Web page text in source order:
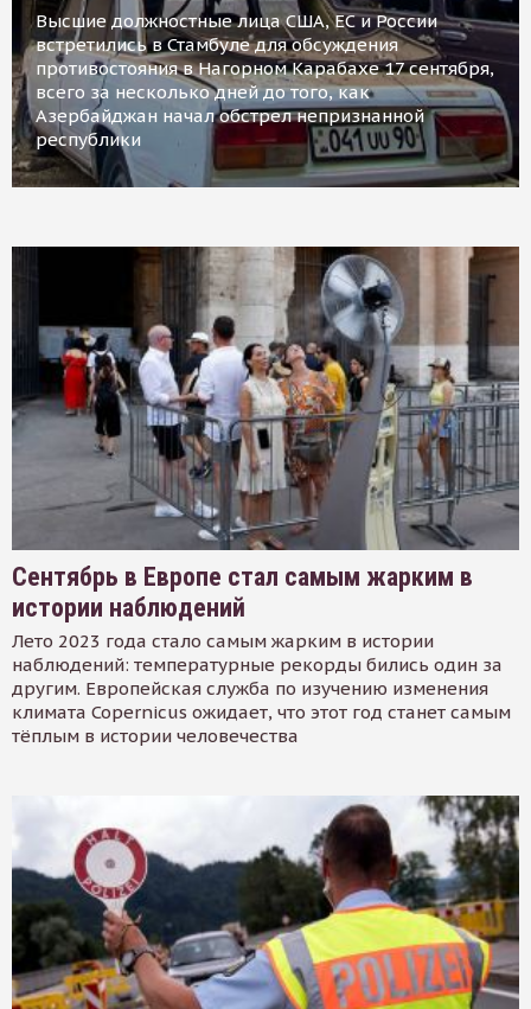
Высшие должностные лица США, ЕС и России
встретились в Стамбуле для обсуждения
противостояния в Нагорном Карабахе 17 сентября,
всего за несколько дней до того, как
Азербайджан начал обстрел непризнанной
республики
Сентябрь в Европе стал самым жарким в
истории наблюдений
Лето 2023 года стало самым жарким в истории
наблюдений: температурные рекорды бились один за
другим. Европейская служба по изучению изменения
климата Copernicus ожидает, что этот год станет самым
тёплым в истории человечества